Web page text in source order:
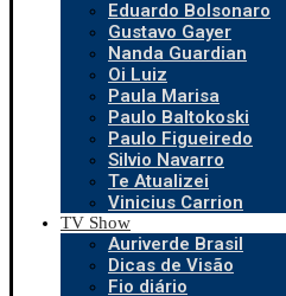
Eduardo Bolsonaro
Gustavo Gayer
Nanda Guardian
Oi Luiz
Paula Marisa
Paulo Baltokoski
Paulo Figueiredo
Silvio Navarro
Te Atualizei
Vinicius Carrion
TV Show
Auriverde Brasil
Dicas de Visão
Fio diário